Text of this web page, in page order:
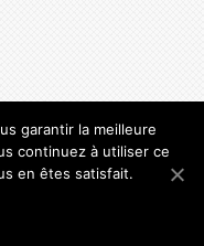
garantir la meilleure
continuez à utiliser ce
en êtes satisfait.